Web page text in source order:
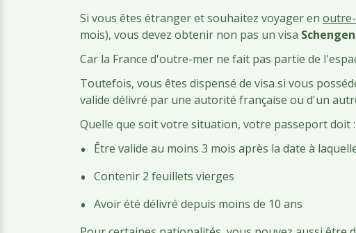
Si vous êtes étranger et souhaitez voyager en
mois), vous devez obtenir non pas un visa Schengen
Car la France d'outre-mer ne fait pas partie de
Toutefois, vous êtes dispensé de visa si vous
valide délivré par une autorité française ou d'un
Quelle que soit votre situation, votre passeport doit :
Être valide au moins 3 mois après la date à
Contenir 2 feuillets vierges
Avoir été délivré depuis moins de 10 ans